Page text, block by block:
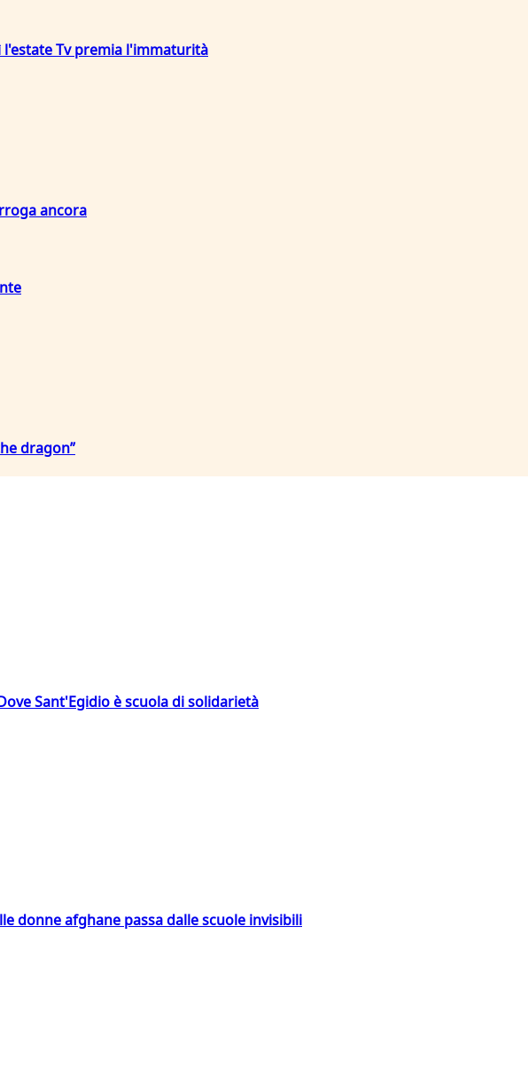
Tv premia l'immaturità
ancora
dragon”
Sant'Egidio è scuola di solidarietà
donne afghane passa dalle scuole invisibili